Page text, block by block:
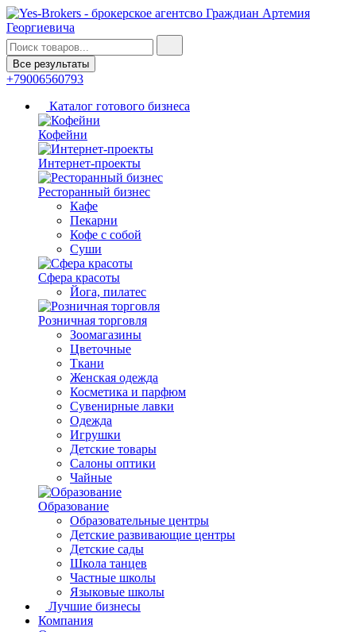
Все результаты
+79006560793
Каталог готового бизнеса
Кофейни
Интернет-проекты
Ресторанный бизнес
Кафе
Пекарни
Кофе с собой
Суши
Сфера красоты
Йога, пилатес
Розничная торговля
Зоомагазины
Цветочные
Ткани
Женская одежда
Косметика и парфюм
Сувенирные лавки
Одежда
Игрушки
Детские товары
Салоны оптики
Чайные
Образование
Образовательные центры
Детские развивающие центры
Детские сады
Школа танцев
Частные школы
Языковые школы
Лучшие бизнесы
Компания